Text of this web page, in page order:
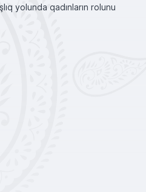
yolunda qadınların rolunu